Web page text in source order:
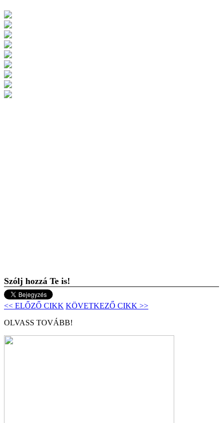
Szólj hozzá Te is!
<< ELŐZŐ CIKK KÖVETKEZŐ CIKK >>
OLVASS TOVÁBB!